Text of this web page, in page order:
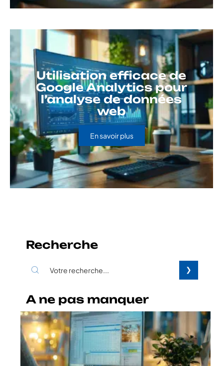
Utilisation efficace de
Google Analytics pour
l’analyse de données
web
En savoir plus
Recherche
A ne pas manquer